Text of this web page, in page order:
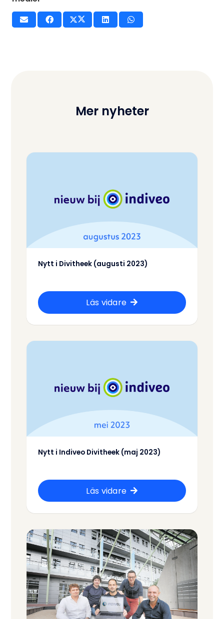
Mer nyheter
Nytt i Divitheek (augusti 2023)
Läs vidare
Nytt i Indiveo Divitheek (maj 2023)
Läs vidare